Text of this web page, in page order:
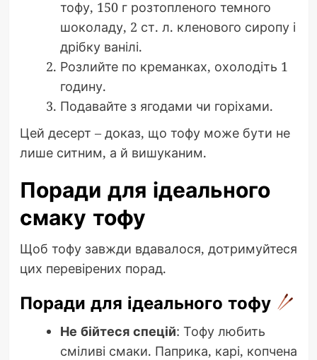
тофу, 150 г розтопленого темного
шоколаду, 2 ст. л. кленового сиропу і
дрібку ванілі.
Розлийте по креманках, охолодіть 1
годину.
Подавайте з ягодами чи горіхами.
Цей десерт – доказ, що тофу може бути не
лише ситним, а й вишуканим.
Поради для ідеального
смаку тофу
Щоб тофу завжди вдавалося, дотримуйтеся
цих перевірених порад.
Поради для ідеального тофу
Не бійтеся спецій: Тофу любить
сміливі смаки. Паприка, карі, копчена